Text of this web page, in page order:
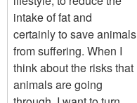
intake of fat and
certainly to save animals
from suffering. When I
think about the risks that
animals are going